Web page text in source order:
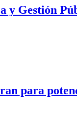
y Gestión
para